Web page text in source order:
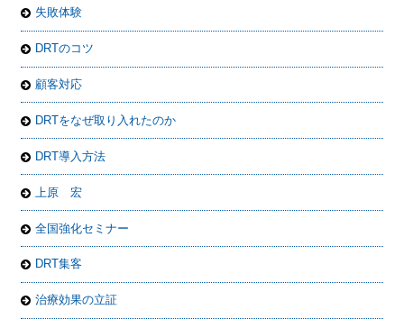
失敗体験
DRTのコツ
顧客対応
DRTをなぜ取り入れたのか
DRT導入方法
上原 宏
全国強化セミナー
DRT集客
治療効果の立証